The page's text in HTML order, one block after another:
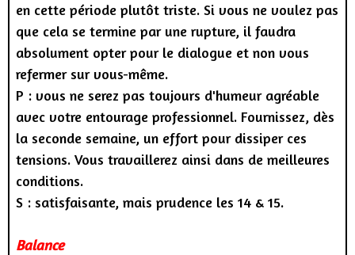
en cette période plutôt triste. Si vous ne voulez pas
que cela se termine par une rupture, il faudra
absolument opter pour le dialogue et non vous
refermer sur vous-même.
P : vous ne serez pas toujours d'humeur agréable
avec votre entourage professionnel. Fournissez, dès
la seconde semaine, un effort pour dissiper ces
tensions. Vous travaillerez ainsi dans de meilleures
conditions.
S : satisfaisante, mais prudence les 14 & 15.
Balance